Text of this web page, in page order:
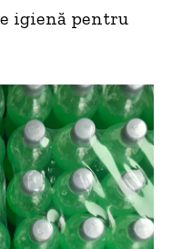
igienă pentru